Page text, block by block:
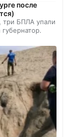
после
три БПЛА упали